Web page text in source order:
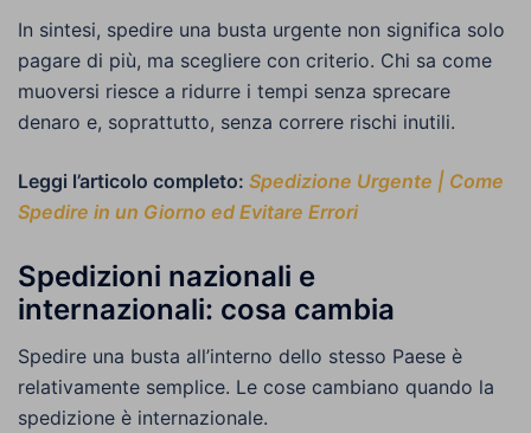
In sintesi, spedire una busta urgente non significa solo
pagare di più, ma scegliere con criterio. Chi sa come
muoversi riesce a ridurre i tempi senza sprecare
denaro e, soprattutto, senza correre rischi inutili.
Leggi l’articolo completo: Spedizione Urgente | Come
Spedire in un Giorno ed Evitare Errori
Spedizioni nazionali e
internazionali: cosa cambia
Spedire una busta all’interno dello stesso Paese è
relativamente semplice. Le cose cambiano quando la
spedizione è internazionale.